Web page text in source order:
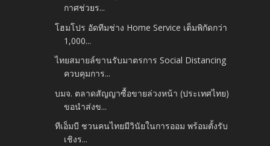
กาศช่วยร...
โฮมโปร อัดทีมช่าง Home Service เต็มพิกัดกว่า
1,000...
ไทยสมายล์ขานรับมาตรการ Social Distancing
ควบคุมการ...
บมจ. ตลาดสัญญาซื้อขายล่วงหน้า (ประเทศไทย)
ขอนำส่งข...
ทีเอ็มบี ชวนคนไทยมีวินัยในการออม พร้อมตั้งรับ
เชิงร...